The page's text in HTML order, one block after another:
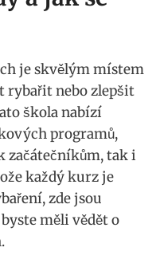
je skvělým místem
rybařit nebo zlepšit
škola nabízí
programů,
začátečníkům, tak i
každý kurz ⁤je
zde jsou
měli⁣ vědět o